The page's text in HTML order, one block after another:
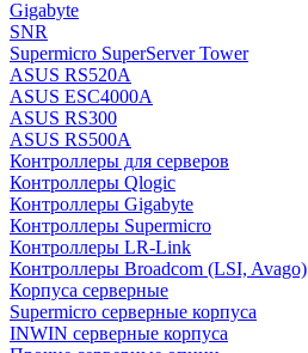
Gigabyte
SNR
Supermicro SuperServer Tower
ASUS RS520A
ASUS ESC4000A
ASUS RS300
ASUS RS500A
Контроллеры для серверов
Контроллеры Qlogic
Контроллеры Gigabyte
Контроллеры Supermicro
Контроллеры LR-Link
Контроллеры Broadcom (LSI, Avago)
Корпуса серверные
Supermicro серверные корпуса
INWIN серверные корпуса